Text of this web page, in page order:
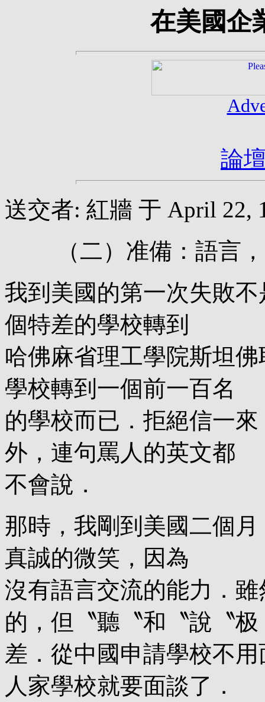
在美國企
論
送交者: 紅牆 于 April 22,
（二）准備：語言，
我到美國的第一次失敗
個特差的學校轉到
哈佛麻省理工學院斯坦
學校轉到一個前一百名
的學校而已．拒絕信一
外，連句罵人的英文都
不會說．
那時，我剛到美國二個
真誠的微笑，因為
沒有語言交流的能力．
的，但〝聽〝和〝說〝极
差．從中國申請學校不
人家學校就要面談了．